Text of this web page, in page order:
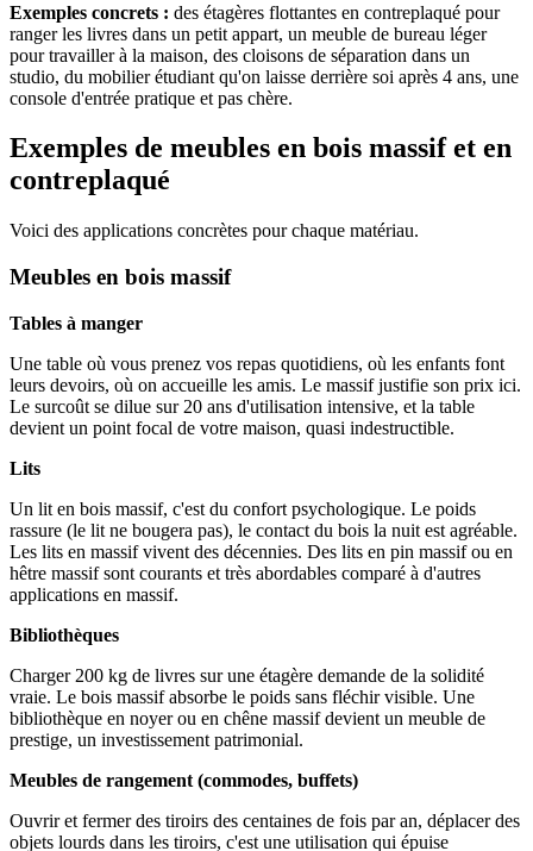
Exemples concrets : des étagères flottantes en contreplaqué pour
ranger les livres dans un petit appart, un meuble de bureau léger
pour travailler à la maison, des cloisons de séparation dans un
studio, du mobilier étudiant qu'on laisse derrière soi après 4 ans, une
console d'entrée pratique et pas chère.
Exemples de meubles en bois massif et en
contreplaqué
Voici des applications concrètes pour chaque matériau.
Meubles en bois massif
Tables à manger
Une table où vous prenez vos repas quotidiens, où les enfants font
leurs devoirs, où on accueille les amis. Le massif justifie son prix ici.
Le surcoût se dilue sur 20 ans d'utilisation intensive, et la table
devient un point focal de votre maison, quasi indestructible.
Lits
Un lit en bois massif, c'est du confort psychologique. Le poids
rassure (le lit ne bougera pas), le contact du bois la nuit est agréable.
Les lits en massif vivent des décennies. Des lits en pin massif ou en
hêtre massif sont courants et très abordables comparé à d'autres
applications en massif.
Bibliothèques
Charger 200 kg de livres sur une étagère demande de la solidité
vraie. Le bois massif absorbe le poids sans fléchir visible. Une
bibliothèque en noyer ou en chêne massif devient un meuble de
prestige, un investissement patrimonial.
Meubles de rangement (commodes, buffets)
Ouvrir et fermer des tiroirs des centaines de fois par an, déplacer des
objets lourds dans les tiroirs, c'est une utilisation qui épuise